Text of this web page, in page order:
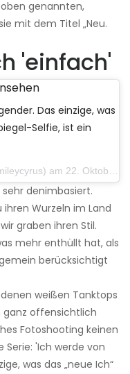
genannten,
mit dem Titel „Neu.
'einfach'
Das einzige, was
Selfie, ist ein
am 22. Oktober 2019 um 11:39 Uhr PDT
denimbasiert.
Wurzeln im Land
graben ihren Stil.
mehr enthüllt hat, als
berücksichtigt
weißen Tanktops
ganz offensichtlich
Fotoshooting keinen
Serie: 'Ich werde von
was das „neue Ich“